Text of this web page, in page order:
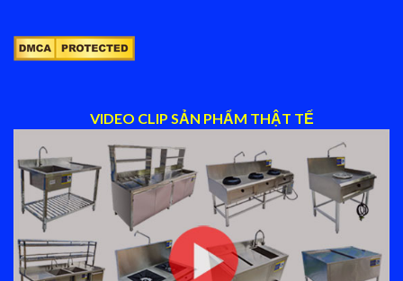
VIDEO CLIP SẢN PHẨM THẬT TẾ